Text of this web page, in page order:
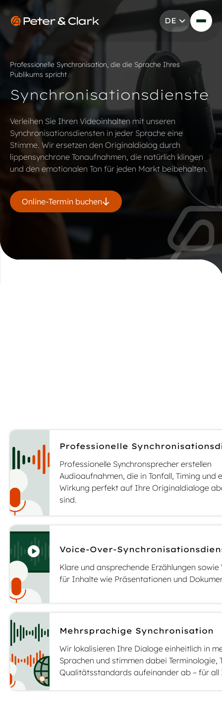
Zum Inhalt springen
Go to Peter & Clark
DE
Professionelle Synchronisation, die die Sprache Ihres
Publikums spricht
Synchronisationsdienste
Verleihen Sie Ihren Videoinhalten mit unseren
Synchronisationsdiensten in jeder Sprache eine
Stimme. Wir ersetzen den Originaldialog durch
lippensynchrone Tonaufnahmen, die natürlich klingen
und den emotionalen Ton für jeden Markt beibehalten.
Online-Termin buchen
Professionelle
Professionelle Synchronsprecher erstellen
Audioaufnahmen, die in Tonfall, Timing und
Wirkung perfekt auf Ihre Originaldialoge
sind.
Voice-Over-
Klare und ansprechende Erzählungen sowie
für Inhalte wie Präsentationen und
Mehrsprachige Synchronisation
Wir lokalisieren Ihre Dialoge einheitlich in
Sprachen und stimmen dabei Terminologie,
Qualitätsstandards aufeinander ab – für all